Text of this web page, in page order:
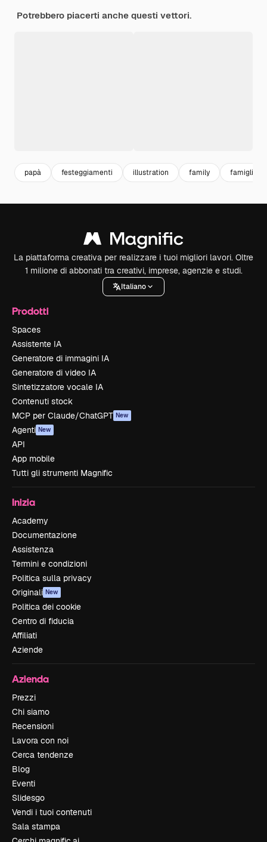
Potrebbero piacerti anche questi vettori.
papà festeggiamenti illustration family famiglia
La piattaforma creativa per realizzare i tuoi migliori lavori. Oltre
1 milione di abbonati tra creativi, imprese, agenzie e studi.
Italiano
Prodotti
Spaces
Assistente IA
Generatore di immagini IA
Generatore di video IA
Sintetizzatore vocale IA
Contenuti stock
MCP per Claude/ChatGPT New
Agenti New
API
App mobile
Tutti gli strumenti Magnific
Inizia
Academy
Documentazione
Assistenza
Termini e condizioni
Politica sulla privacy
Originali New
Politica dei cookie
Centro di fiducia
Affiliati
Aziende
Azienda
Prezzi
Chi siamo
Recensioni
Lavora con noi
Cerca tendenze
Blog
Eventi
Slidesgo
Vendi i tuoi contenuti
Sala stampa